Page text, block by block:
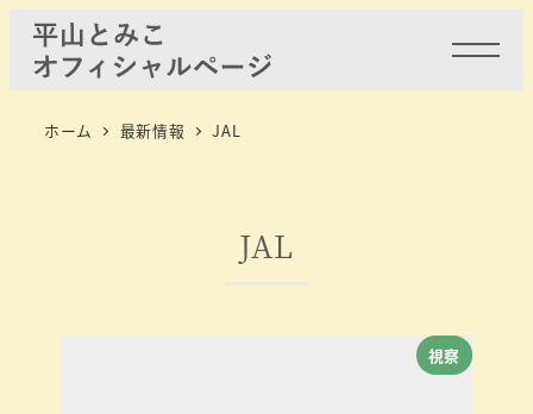
ホーム 最新情報 JAL
JAL
視察